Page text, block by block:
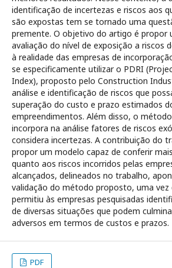
identificação de incertezas e riscos aos
são expostas tem se tornado uma
premente. O objetivo do artigo é propor
avaliação do nível de exposição a riscos
à realidade das empresas de
se especificamente utilizar o PDRI
Index), proposto pelo Construction
análise e identificação de riscos que
superação do custo e prazo estimados
empreendimentos. Além disso, o
incorpora na análise fatores de riscos
considera incertezas. A contribuição do
propor um modelo capaz de conferir
quanto aos riscos incorridos pelas
alcançados, delineados no trabalho,
validação do método proposto, uma vez
permitiu às empresas pesquisadas
de diversas situações que podem
adversos em termos de custos e prazos.
PDF